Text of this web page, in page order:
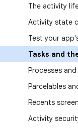
The activity
Activity state
Test your
Tasks and
Processes
Parcelables
Recents screen
Activity